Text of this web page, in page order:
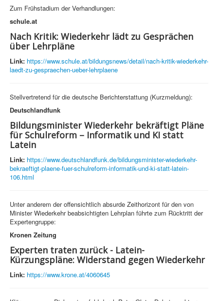
Zum Frühstadium der Verhandlungen:
schule.at
Nach Kritik: Wiederkehr lädt zu Gesprächen
über Lehrpläne
Link: https://www.schule.at/bildungsnews/detail/nach-kritik-wiederkehr-
laedt-zu-gespraechen-ueber-lehrplaene
Stellvertretend für die deutsche Berichterstattung (Kurzmeldung):
Deutschlandfunk
Bildungsminister Wiederkehr bekräftigt Pläne
für Schulreform – Informatik und KI statt
Latein
Link: https://www.deutschlandfunk.de/bildungsminister-wiederkehr-
bekraeftigt-plaene-fuer-schulreform-informatik-und-ki-statt-latein-
106.html
Unter anderem der offensichtlich absurde Zeithorizont für den von
Minister Wiederkehr beabsichtigten Lehrplan führte zum Rücktritt der
Expertengruppe:
Kronen Zeitung
Experten traten zurück - Latein-
Kürzungspläne: Widerstand gegen Wiederkehr
Link: https://www.krone.at/4060645